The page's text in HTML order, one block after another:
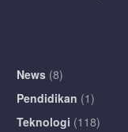
News (8)
Pendidikan (1)
Teknologi (118)